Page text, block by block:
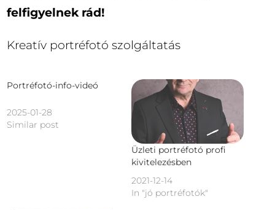
felfigyelnek rád!
Kreatív portréfotó szolgáltatás
Portréfotó-info-videó
2025-01-28
Similar post
Üzleti portréfotó profi
kivitelezésben
2021-12-14
In "jó portréfotók"